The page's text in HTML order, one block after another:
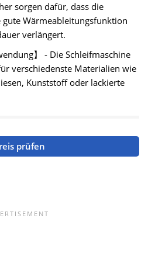
sorgen dafür, dass die
Wärmeableitungsfunktion
verlängert.
】 - Die Schleifmaschine
verschiedenste Materialien wie
Kunststoff oder lackierte
prüfen